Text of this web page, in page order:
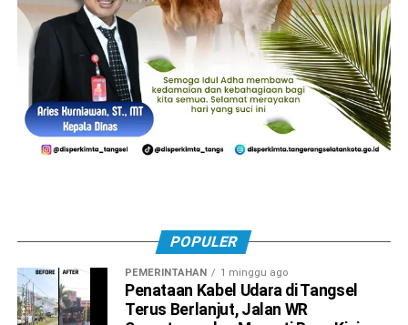
POPULER
PEMERINTAHAN 1 minggu ago
Penataan Kabel Udara di Tangsel
Terus Berlanjut, Jalan WR